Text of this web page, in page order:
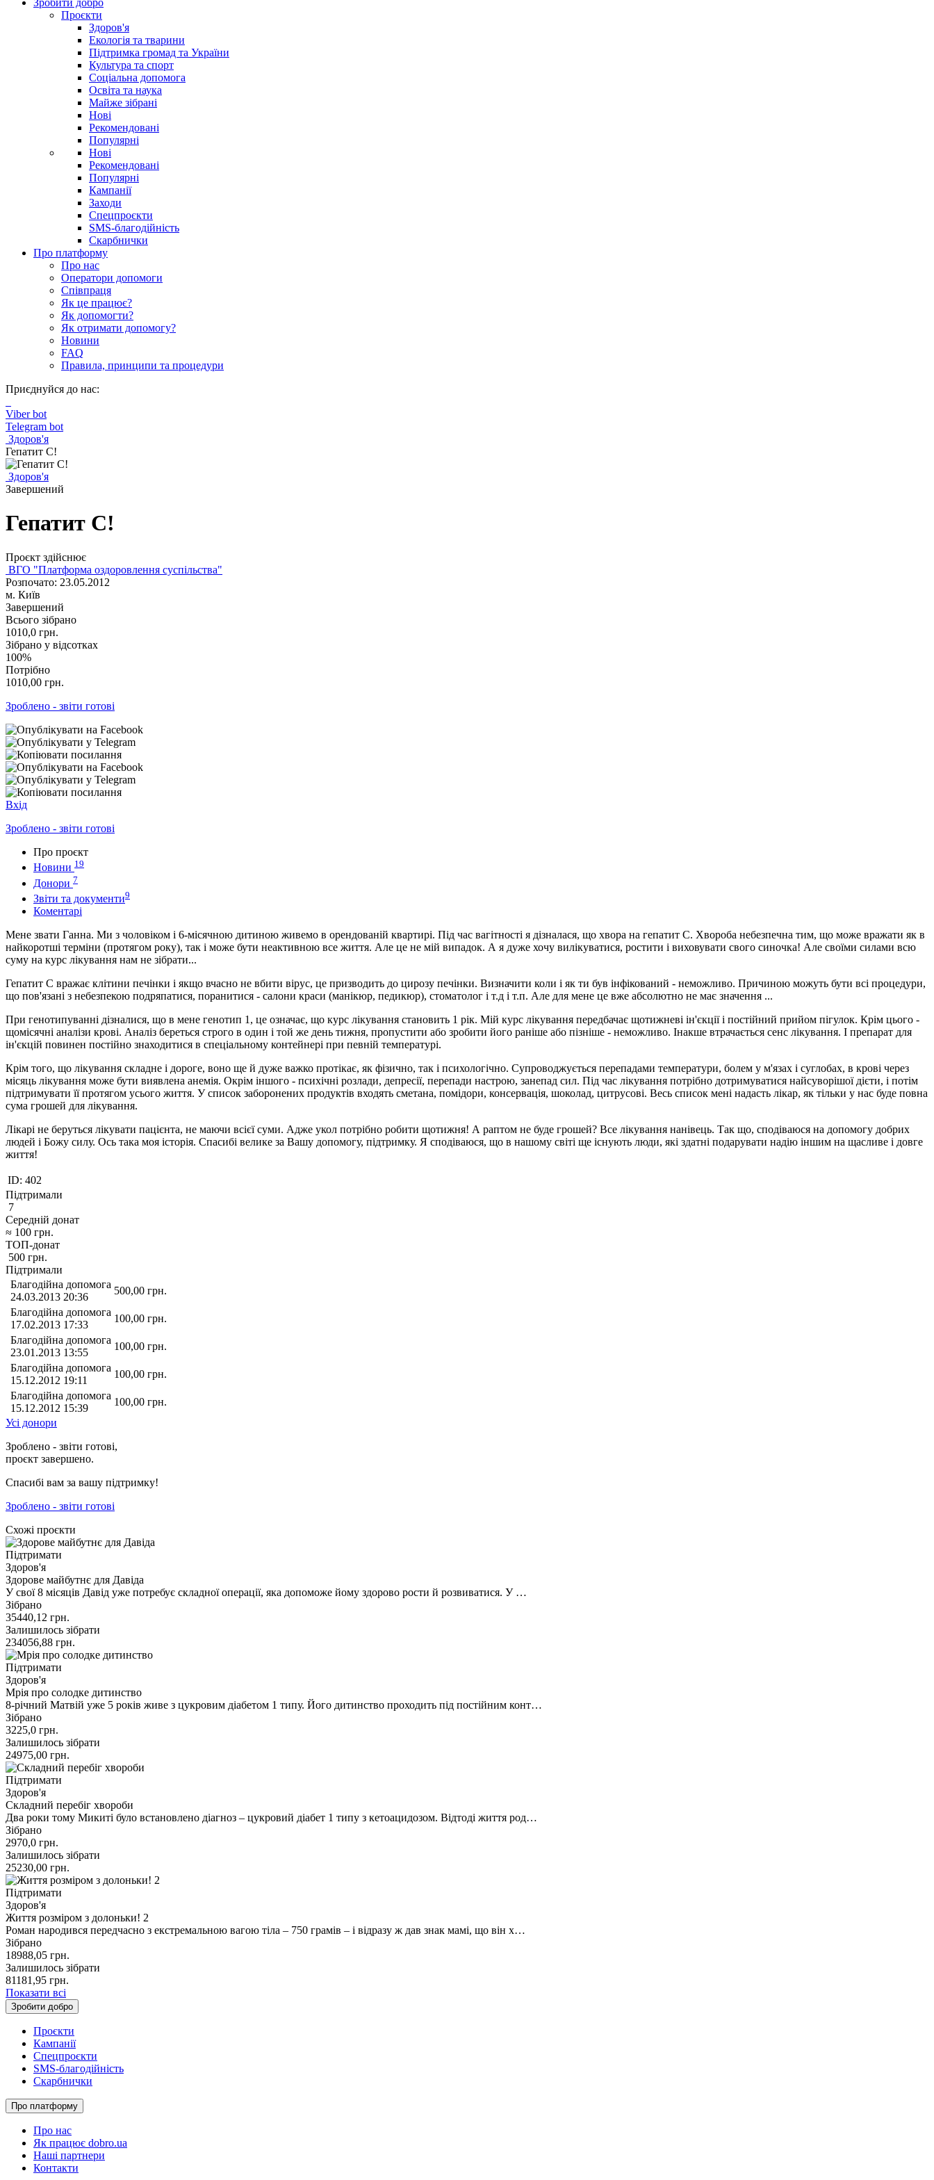
Зробити добро
Проєкти
Здоров'я
Екологія та тварини
Підтримка громад та України
Культура та спорт
Соціальна допомога
Освіта та наука
Майже зібрані
Нові
Рекомендовані
Популярні
Нові
Рекомендовані
Популярні
Кампанії
Заходи
Спецпроєкти
SMS-благодійність
Скарбнички
Про платформу
Про нас
Оператори допомоги
Співпраця
Як це працює?
Як допомогти?
Як отримати допомогу?
Новини
FAQ
Правила, принципи та процедури
Приєднуйся до нас:
Viber bot
Telegram bot
Здоров'я
Гепатит С!
Здоров'я
Завершений
Гепатит С!
Проєкт здійснює
ВГО "Платформа оздоровлення суспільства"
Розпочато: 23.05.2012
м. Київ
Завершений
Всього зібрано
1010,0 грн.
Зібрано у відсотках
100%
Потрібно
1010,00 грн.
Зроблено - звіти готові
Вхід
Зроблено - звіти готові
Про проєкт
Новини 19
Донори 7
Звіти та документи9
Коментарі
Мене звати Ганна. Ми з чоловіком і 6-місячною дитиною живемо в орендованій квартирі. Під час вагітності я дізналася, що хвора на гепатит С. Хвороба небезпечна тим, що може вражати як в
найкоротші терміни (протягом року), так і може бути неактивною все життя. Але це не мій випадок. А я дуже хочу вилікуватися, ростити і виховувати свого синочка! Але своїми силами всю
суму на курс лікування нам не зібрати...
Гепатит С вражає клітини печінки і якщо вчасно не вбити вірус, це призводить до цирозу печінки. Визначити коли і як ти був інфікований - неможливо. Причиною можуть бути всі процедури,
що пов'язані з небезпекою подряпатися, поранитися - салони краси (манікюр, педикюр), стоматолог і т.д і т.п. Але для мене це вже абсолютно не має значення ...
При генотипуванні дізналися, що в мене генотип 1, це означає, що курс лікування становить 1 рік. Мій курс лікування передбачає щотижневі ін'єкції і постійний прийом пігулок. Крім цього -
щомісячні аналізи крові. Аналіз береться строго в один і той же день тижня, пропустити або зробити його раніше або пізніше - неможливо. Інакше втрачається сенс лікування. І препарат для
ін'єкцій повинен постійно знаходитися в спеціальному контейнері при певній температурі.
Крім того, що лікування складне і дороге, воно ще й дуже важко протікає, як фізично, так і психологічно. Супроводжується перепадами температури, болем у м'язах і суглобах, в крові через
місяць лікування може бути виявлена анемія. Окрім іншого - психічні розлади, депресії, перепади настрою, занепад сил. Під час лікування потрібно дотримуватися найсуворішої дієти, і потім
підтримувати її протягом усього життя. У список заборонених продуктів входять сметана, помідори, консервація, шоколад, цитрусові. Весь список мені надасть лікар, як тільки у нас буде повна
сума грошей для лікування.
Лікарі не беруться лікувати пацієнта, не маючи всієї суми. Адже укол потрібно робити щотижня! А раптом не буде грошей? Все лікування нанівець. Так що, сподіваюся на допомогу добрих
людей і Божу силу. Ось така моя історія. Спасибі велике за Вашу допомогу, підтримку. Я сподіваюся, що в нашому світі ще існують люди, які здатні подарувати надію іншим на щасливе і довге
життя!
ID: 402
Підтримали
7
Середній донат
≈ 100 грн.
ТОП-донат
500 грн.
Підтримали
Благодійна допомога
24.03.2013 20:36
500,00 грн.
Благодійна допомога
17.02.2013 17:33
100,00 грн.
Благодійна допомога
23.01.2013 13:55
100,00 грн.
Благодійна допомога
15.12.2012 19:11
100,00 грн.
Благодійна допомога
15.12.2012 15:39
100,00 грн.
Усі донори
Зроблено - звіти готові,
проєкт завершено.
Спасибі вам за вашу підтримку!
Зроблено - звіти готові
Схожі проєкти
Підтримати
Здоров'я
Здорове майбутнє для Давіда
У свої 8 місяців Давід уже потребує складної операції, яка допоможе йому здорово рости й розвиватися. У …
Зібрано
35440,12 грн.
Залишилось зібрати
234056,88 грн.
Підтримати
Здоров'я
Мрія про солодке дитинство
8-річний Матвій уже 5 років живе з цукровим діабетом 1 типу. Його дитинство проходить під постійним конт…
Зібрано
3225,0 грн.
Залишилось зібрати
24975,00 грн.
Підтримати
Здоров'я
Складний перебіг хвороби
Два роки тому Микиті було встановлено діагноз – цукровий діабет 1 типу з кетоацидозом. Відтоді життя род…
Зібрано
2970,0 грн.
Залишилось зібрати
25230,00 грн.
Підтримати
Здоров'я
Життя розміром з долоньки! 2
Роман народився передчасно з екстремальною вагою тіла – 750 грамів – і відразу ж дав знак мамі, що він х…
Зібрано
18988,05 грн.
Залишилось зібрати
81181,95 грн.
Показати всі
Зробити добро
Проєкти
Кампанії
Спецпроєкти
SMS-благодійність
Скарбнички
Про платформу
Про нас
Як працює dobro.ua
Наші партнери
Контакти